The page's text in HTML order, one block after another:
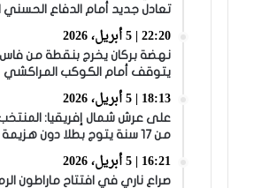
تعادل جديد أمام الدفاع
22:20 | 5 أبريل، 2026
نهضة بركان يخرج بنقطة من
يتوقف أمام الكوكب المراكشي
18:13 | 5 أبريل، 2026
على عرش شمال إفريقيا:
من 17 سنة يتوج بطلا دون هزيمة أو تعادل
16:21 | 5 أبريل، 2026
صراع ناري في افتتاح ماراطون